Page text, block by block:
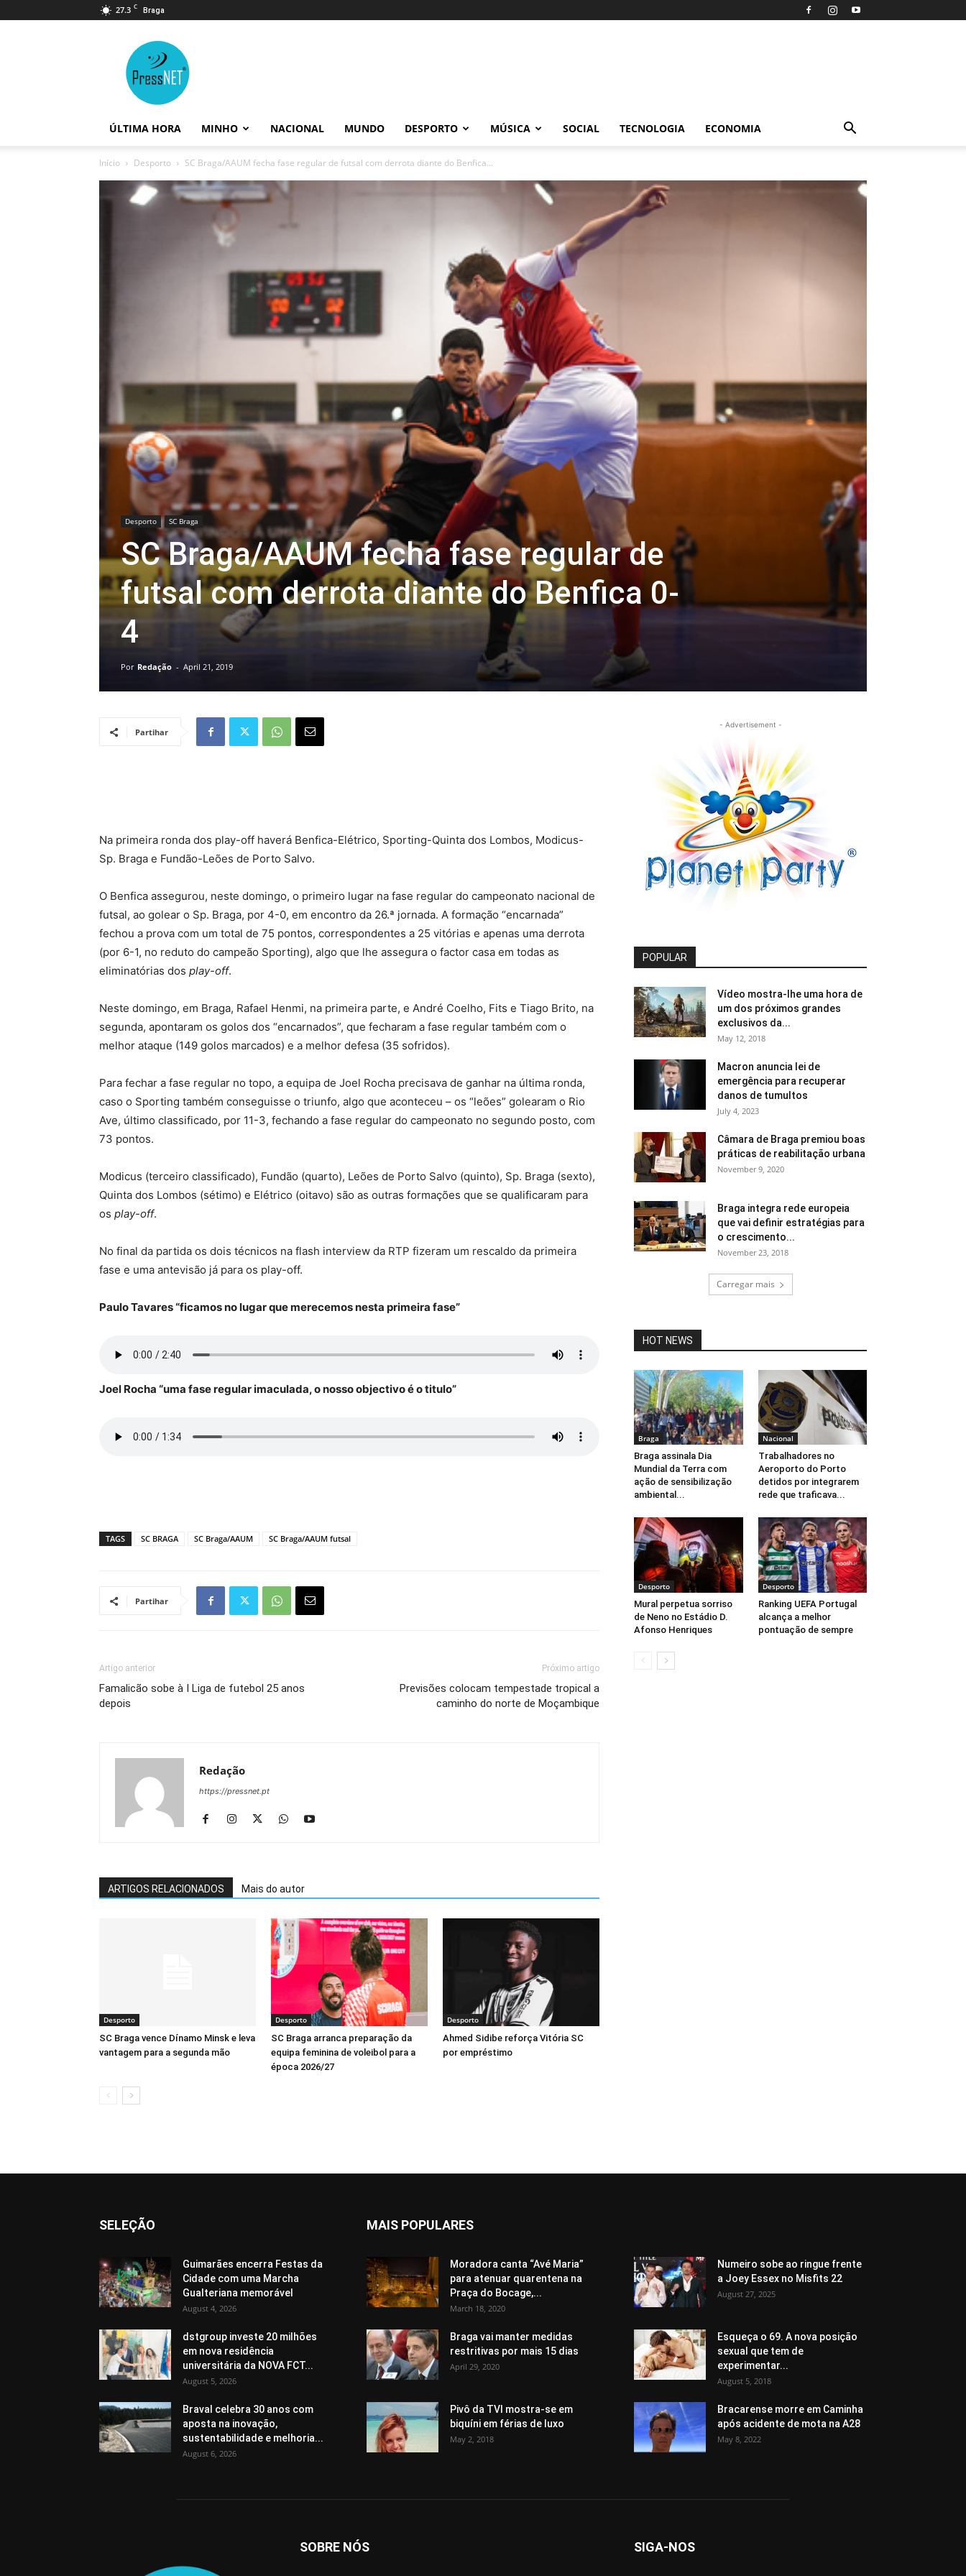
27.3 C Braga
ÚLTIMA HORA MINHO NACIONAL MUNDO DESPORTO MÚSICA SOCIAL TECNOLOGIA ECONOMIA
Início Desporto SC Braga/AAUM fecha fase regular de futsal com derrota diante do Benfica...
Desporto SC Braga
SC Braga/AAUM fecha fase regular de
futsal com derrota diante do Benfica 0-
4
Por Redação - April 21, 2019
Partihar
Na primeira ronda dos play-off haverá Benfica-Elétrico, Sporting-Quinta dos Lombos, Modicus-
Sp. Braga e Fundão-Leões de Porto Salvo.
O Benfica assegurou, neste domingo, o primeiro lugar na fase regular do campeonato nacional de
futsal, ao golear o Sp. Braga, por 4-0, em encontro da 26.ª jornada. A formação “encarnada”
fechou a prova com um total de 75 pontos, correspondentes a 25 vitórias e apenas uma derrota
(por 6-1, no reduto do campeão Sporting), algo que lhe assegura o factor casa em todas as
eliminatórias dos play-off.
Neste domingo, em Braga, Rafael Henmi, na primeira parte, e André Coelho, Fits e Tiago Brito, na
segunda, apontaram os golos dos “encarnados”, que fecharam a fase regular também com o
melhor ataque (149 golos marcados) e a melhor defesa (35 sofridos).
Para fechar a fase regular no topo, a equipa de Joel Rocha precisava de ganhar na última ronda,
caso o Sporting também conseguisse o triunfo, algo que aconteceu – os “leões” golearam o Rio
Ave, último classificado, por 11-3, fechando a fase regular do campeonato no segundo posto, com
73 pontos.
Modicus (terceiro classificado), Fundão (quarto), Leões de Porto Salvo (quinto), Sp. Braga (sexto),
Quinta dos Lombos (sétimo) e Elétrico (oitavo) são as outras formações que se qualificaram para
os play-off.
No final da partida os dois técnicos na flash interview da RTP fizeram um rescaldo da primeira
fase e uma antevisão já para os play-off.
Paulo Tavares “ficamos no lugar que merecemos nesta primeira fase”
Joel Rocha “uma fase regular imaculada, o nosso objectivo é o titulo”
TAGS SC BRAGA SC Braga/AAUM SC Braga/AAUM futsal
Partihar
Artigo anterior
Famalicão sobe à I Liga de futebol 25 anos
depois
Próximo artigo
Previsões colocam tempestade tropical a
caminho do norte de Moçambique
Redação
https://pressnet.pt
ARTIGOS RELACIONADOS Mais do autor
Desporto
SC Braga vence Dínamo Minsk e leva
vantagem para a segunda mão
Desporto
SC Braga arranca preparação da
equipa feminina de voleibol para a
época 2026/27
Desporto
Ahmed Sidibe reforça Vitória SC
por empréstimo
- Advertisement -
POPULAR
Vídeo mostra-lhe uma hora de
um dos próximos grandes
exclusivos da...
May 12, 2018
Macron anuncia lei de
emergência para recuperar
danos de tumultos
July 4, 2023
Câmara de Braga premiou boas
práticas de reabilitação urbana
November 9, 2020
Braga integra rede europeia
que vai definir estratégias para
o crescimento...
November 23, 2018
Carregar mais
HOT NEWS
Braga
Braga assinala Dia
Mundial da Terra com
ação de sensibilização
ambiental...
Nacional
Trabalhadores no
Aeroporto do Porto
detidos por integrarem
rede que traficava...
Desporto
Mural perpetua sorriso
de Neno no Estádio D.
Afonso Henriques
Desporto
Ranking UEFA Portugal
alcança a melhor
pontuação de sempre
SELEÇÃO
Guimarães encerra Festas da
Cidade com uma Marcha
Gualteriana memorável
August 4, 2026
dstgroup investe 20 milhões
em nova residência
universitária da NOVA FCT...
August 5, 2026
Braval celebra 30 anos com
aposta na inovação,
sustentabilidade e melhoria...
August 6, 2026
MAIS POPULARES
Moradora canta “Avé Maria”
para atenuar quarentena na
Praça do Bocage,...
March 18, 2020
Numeiro sobe ao ringue frente
a Joey Essex no Misfits 22
August 27, 2025
Braga vai manter medidas
restritivas por mais 15 dias
April 29, 2020
Esqueça o 69. A nova posição
sexual que tem de
experimentar...
August 5, 2018
Pivô da TVI mostra-se em
biquíni em férias de luxo
May 2, 2018
Bracarense morre em Caminha
após acidente de mota na A28
May 8, 2022
SOBRE NÓS SIGA-NOS